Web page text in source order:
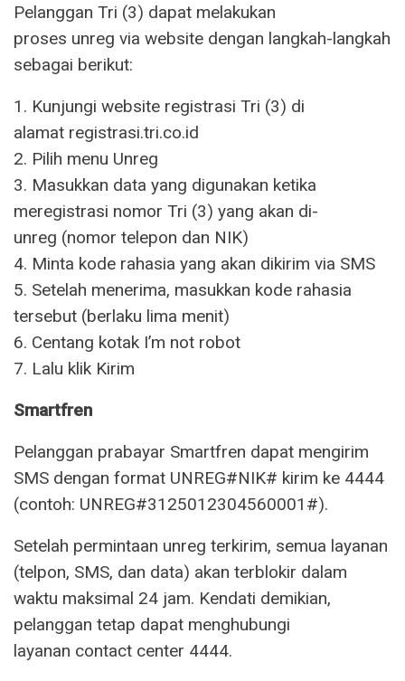
Pelanggan Tri (3) dapat melakukan
proses unreg via website dengan langkah-langkah
sebagai berikut:
1. Kunjungi website registrasi Tri (3) di
alamat registrasi.tri.co.id
2. Pilih menu Unreg
3. Masukkan data yang digunakan ketika
meregistrasi nomor Tri (3) yang akan di-
unreg (nomor telepon dan NIK)
4. Minta kode rahasia yang akan dikirim via SMS
5. Setelah menerima, masukkan kode rahasia
tersebut (berlaku lima menit)
6. Centang kotak I’m not robot
7. Lalu klik Kirim
Smartfren
Pelanggan prabayar Smartfren dapat mengirim
SMS dengan format UNREG#NIK# kirim ke 4444
(contoh: UNREG#3125012304560001#).
Setelah permintaan unreg terkirim, semua layanan
(telpon, SMS, dan data) akan terblokir dalam
waktu maksimal 24 jam. Kendati demikian,
pelanggan tetap dapat menghubungi
layanan contact center 4444.